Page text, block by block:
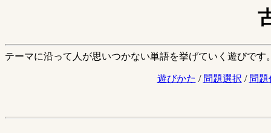
テーマに沿って人が思いつかない単語を挙げていく遊びです
遊びかた / 問題選択 / 問題